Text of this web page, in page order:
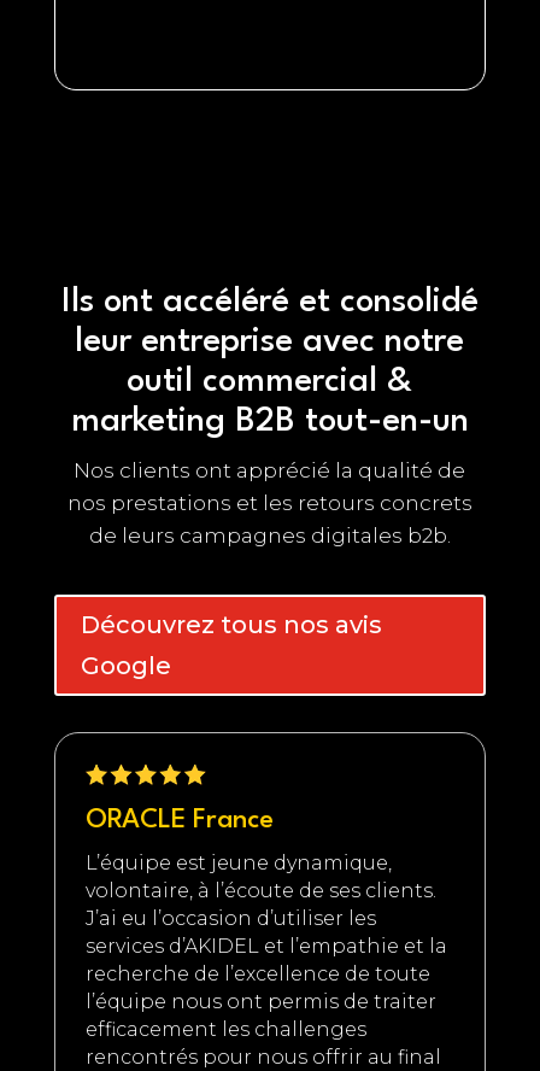
Ils ont accéléré et consolidé
leur entreprise avec notre
outil commercial &
marketing B2B tout-en-un
Nos clients ont apprécié la qualité de
nos prestations et les retours concrets
de leurs campagnes digitales b2b.
Découvrez tous nos avis
Google
ORACLE France
L’équipe est jeune dynamique,
volontaire, à l’écoute de ses clients.
J’ai eu l’occasion d’utiliser les
services d’AKIDEL et l’empathie et la
recherche de l’excellence de toute
l’équipe nous ont permis de traiter
efficacement les challenges
rencontrés pour nous offrir au final